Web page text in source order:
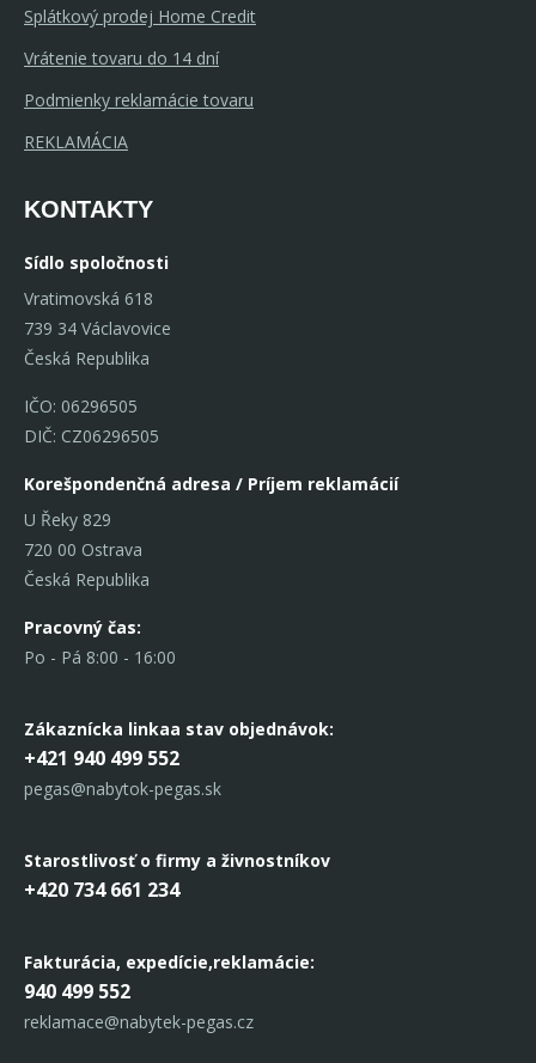
Splátkový prodej Home Credit
Vrátenie tovaru do 14 dní
Podmienky reklamácie tovaru
REKLAMÁCIA
KONTAKTY
Sídlo spoločnosti
Vratimovská 618
739 34 Václavovice
Česká Republika
IČO: 06296505
DIČ: CZ06296505
Korešpondenčná adresa / Príjem reklamácií
U Řeky 829
720 00 Ostrava
Česká Republika
Pracovný čas:
Po - Pá 8:00 - 16:00
Zákaznícka linkaa stav objednávok:
+421 940 499 552
pegas@nabytok-pegas.sk
Starostlivosť o firmy a živnostníkov
+420 734 661 234
Fakturácia, expedície,reklamácie:
940 499 552
reklamace@nabytek-pegas.cz